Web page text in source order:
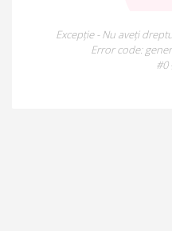
Excepție - Nu aveți
Error code:
#0